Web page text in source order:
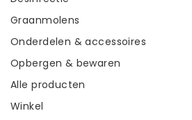
Graanmolens
Onderdelen & accessoires
Opbergen & bewaren
Alle producten
Winkel